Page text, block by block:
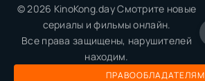
© 2026 KinoKong.day Смотрите новые
сериалы и фильмы онлайн.
Все права защищены, нарушителей
находим.
ПРАВООБЛАДАТЕЛЯМ